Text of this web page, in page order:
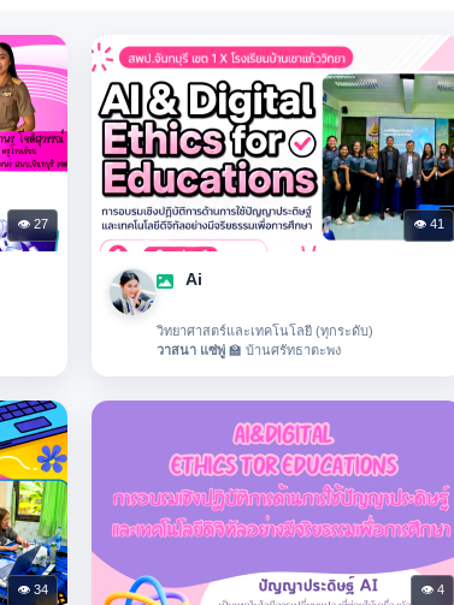
👁 27 👁 41
Ai
วิทยาศาสตร์และเทคโนโลยี (ทุกระดับ)
วาสนา แซ่พู่ 🏫 บ้านศรัทธาตะพง
👁 34 👁 4